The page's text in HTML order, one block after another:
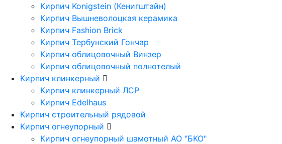
Кирпич Konigstein (Кенигштайн)
Кирпич Вышневолоцкая керамика
Кирпич Fashion Brick
Кирпич Тербунский Гончар
Кирпич облицовочный Винзер
Кирпич облицовочный полнотелый
Кирпич клинкерный
Кирпич клинкерный ЛСР
Кирпич Edelhaus
Кирпич строительный рядовой
Кирпич огнеупорный
Кирпич огнеупорный шамотный АО "БКО"